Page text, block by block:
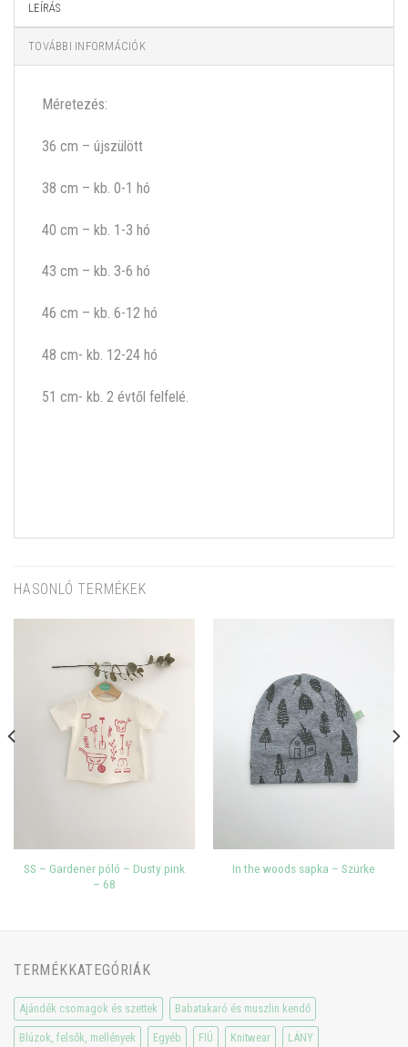
LEÍRÁS
TOVÁBBI INFORMÁCIÓK
Méretezés:
36 cm – újszülött
38 cm – kb. 0-1 hó
40 cm – kb. 1-3 hó
43 cm – kb. 3-6 hó
46 cm – kb. 6-12 hó
48 cm- kb. 12-24 hó
51 cm- kb. 2 évtől felfelé.
HASONLÓ TERMÉKEK
SS – Gardener póló – Dusty pink
– 68
In the woods sapka – Szürke
TERMÉKKATEGÓRIÁK
Ajándék csomagok és szettek Babatakaró és muszlin kendő
Blúzok, felsők, mellények Egyéb FIÚ Knitwear LÁNY